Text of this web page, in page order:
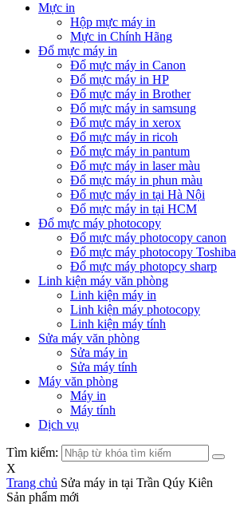
Mực in
Hộp mực máy in
Mực in Chính Hãng
Đổ mực máy in
Đổ mực máy in Canon
Đổ mực máy in HP
Đổ mực máy in Brother
Đổ mực máy in samsung
Đổ mực máy in xerox
Đổ mực máy in ricoh
Đổ mực máy in pantum
Đổ mực máy in laser màu
Đổ mực máy in phun màu
Đổ mực máy in tại Hà Nội
Đổ mực máy in tại HCM
Đổ mực máy photocopy
Đổ mực máy photocopy canon
Đổ mực máy photocopy Toshiba
Đổ mực máy photopcy sharp
Linh kiện máy văn phòng
Linh kiện máy in
Linh kiện máy photocopy
Linh kiện máy tính
Sửa máy văn phòng
Sửa máy in
Sửa máy tính
Máy văn phòng
Máy in
Máy tính
Dịch vụ
Tìm kiếm:
X
Trang chủ Sửa máy in tại Trần Qúy Kiên
Sản phẩm mới